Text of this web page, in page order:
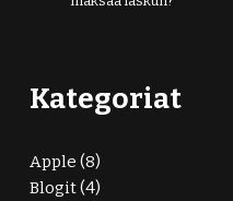
Kategoriat
Apple (8)
Blogit(4)